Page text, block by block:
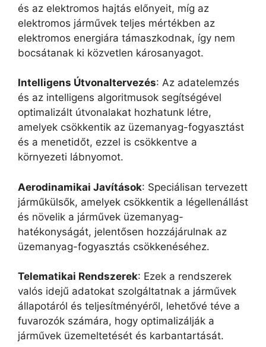
és az elektromos hajtás előnyeit, míg az
elektromos járművek teljes mértékben az
elektromos energiára támaszkodnak, így nem
bocsátanak ki közvetlen károsanyagot.
Intelligens Útvonaltervezés: Az adatelemzés
és az intelligens algoritmusok segítségével
optimalizált útvonalakat hozhatunk létre,
amelyek csökkentik az üzemanyag-fogyasztást
és a menetidőt, ezzel is csökkentve a
környezeti lábnyomot.
Aerodinamikai Javítások: Speciálisan tervezett
járműkülsők, amelyek csökkentik a légellenállást
és növelik a járművek üzemanyag-
hatékonyságát, jelentősen hozzájárulnak az
üzemanyag-fogyasztás csökkenéséhez.
Telematikai Rendszerek: Ezek a rendszerek
valós idejű adatokat szolgáltatnak a járművek
állapotáról és teljesítményéről, lehetővé téve a
fuvarozók számára, hogy optimalizálják a
járművek üzemeltetését és karbantartását.